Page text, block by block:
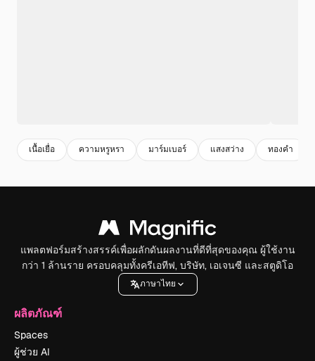
เนื้อเยื่อ ความหรูหรา มาร์มเบอร์ แสงสว่าง ทองคํา
แพลตฟอร์มสร้างสรรค์เพื่อผลักดันผลงานที่ดีที่สุดของคุณ ผู้ใช้งาน
กว่า 1 ล้านราย ครอบคลุมทั้งครีเอทีฟ, บริษัท, เอเจนซี และสตูดิโอ
ภาษาไทย
ผลิตภัณฑ์
Spaces
ผู้ช่วย AI